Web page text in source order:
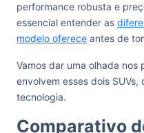
performance robusta e
essencial entender as
modelo oferece antes de
Vamos dar uma olhada
envolvem esses dois
tecnologia.
Comparativo